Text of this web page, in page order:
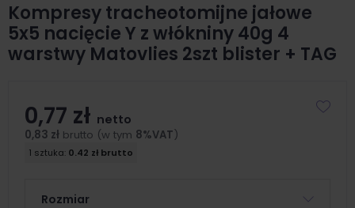
Kompresy tracheotomijne jałowe
5x5 nacięcie Y z włókniny 40g 4
warstwy Matovlies 2szt blister + TAG
0,77 zł netto
0,83 zł brutto (w tym 8%VAT)
1 sztuka: 0.42 zł brutto
Rozmiar